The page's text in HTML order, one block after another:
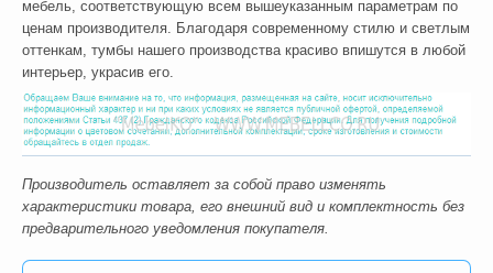
мебель, соответствующую всем вышеуказанным параметрам по
ценам производителя. Благодаря современному стилю и светлым
оттенкам, тумбы нашего производства красиво впишутся в любой
интерьер, украсив его.
Производитель оставляет за собой право изменять
характеристики товара, его внешний вид и комплектность без
предварительного уведомления покупателя.